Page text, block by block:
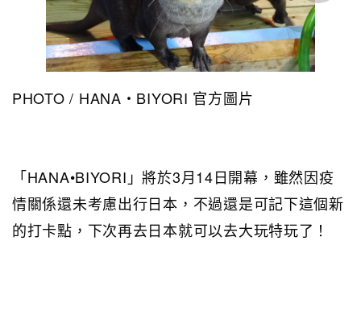
PHOTO / HANA・BIYORI 官方圖片
「HANA•BIYORI」將於3月14日開幕，雖然因疫
情關係還未考慮出行日本，不過還是可記下這個新
的打卡點，下次再去日本就可以去大玩特玩了！